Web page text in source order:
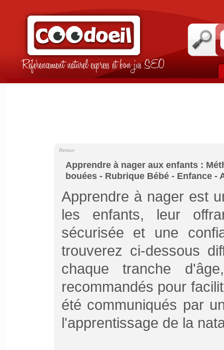
Référencement naturel express et bon jus SEO
Apprendre à nager aux enfants :
bouées - Rubrique Bébé - Enfance -
Retour
Apprendre à nager est
les enfants, leur
sécurisée et une
trouverez ci-dessous
chaque tranche
recommandés pour
été communiqués par
l'apprentissage de la